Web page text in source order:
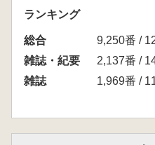
墳の立会調査見学
河内一浩・中久保辰夫
論文
ランキング
総合
9,250番 /
雑誌・紀要
2,137番 /
雑誌
1,969番 /